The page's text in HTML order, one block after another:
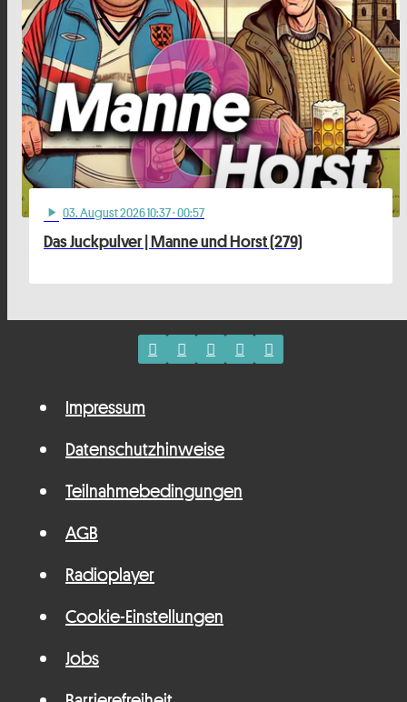
play_arrow 03. August 2026 10:37· 00:57
Das Juckpulver | Manne und Horst (279)
Impressum
Datenschutzhinweise
Teilnahmebedingungen
AGB
Radioplayer
Cookie-Einstellungen
Jobs